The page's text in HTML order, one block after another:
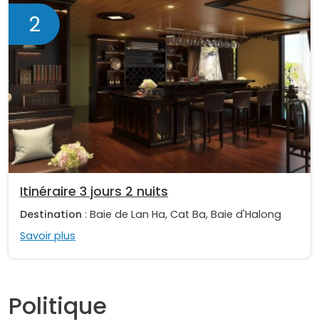
2
Itinéraire 3 jours 2 nuits
Destination : Baie de Lan Ha, Cat Ba, Baie d'Halong
Savoir plus
Politique